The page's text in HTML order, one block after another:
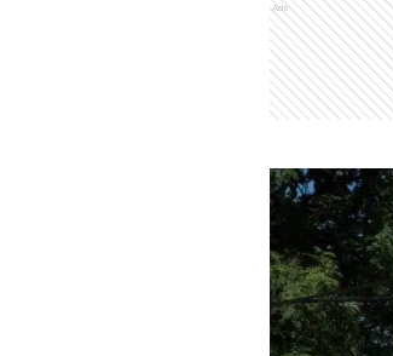
Ads